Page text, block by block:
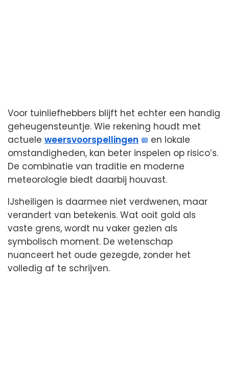
Voor tuinliefhebbers blijft het echter een handig
geheugensteuntje. Wie rekening houdt met
actuele weersvoorspellingen
en lokale
omstandigheden, kan beter inspelen op risico’s.
De combinatie van traditie en moderne
meteorologie biedt daarbij houvast.
IJsheiligen is daarmee niet verdwenen, maar
verandert van betekenis. Wat ooit gold als
vaste grens, wordt nu vaker gezien als
symbolisch moment. De wetenschap
nuanceert het oude gezegde, zonder het
volledig af te schrijven.